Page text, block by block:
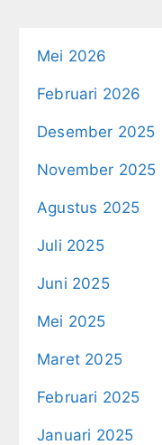
Mei 2026
Februari 2026
Desember 2025
November 2025
Agustus 2025
Juli 2025
Juni 2025
Mei 2025
Maret 2025
Februari 2025
Januari 2025